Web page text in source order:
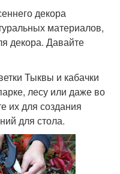
декора
материалов,
декора. Давайте
Тыквы и кабачки
лесу или даже во
их для создания
для стола.